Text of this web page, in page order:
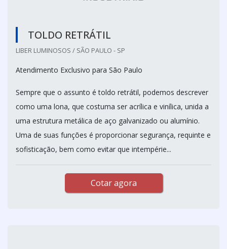
TOLDO RETRÁTIL
LIBER LUMINOSOS / SÃO PAULO - SP
Atendimento Exclusivo para São Paulo
Sempre que o assunto é toldo retrátil, podemos descrever
como uma lona, que costuma ser acrílica e vinílica, unida a
uma estrutura metálica de aço galvanizado ou alumínio.
Uma de suas funções é proporcionar segurança, requinte e
sofisticação, bem como evitar que intempérie...
Cotar agora